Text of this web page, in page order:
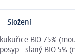
Složení
kukuřice BIO 75%
posyp - slaný BIO 5%